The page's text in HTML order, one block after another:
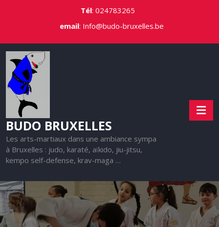
Tél: 024783265
email: Info@budo-bruxelles.be
BUDO BRUXELLES
Les arts-martiaux dans une ambiance sympa
à Bruxelles : judo, karaté, aïkido, jiu-jitsu,
kempo self-defense, krav-maga …